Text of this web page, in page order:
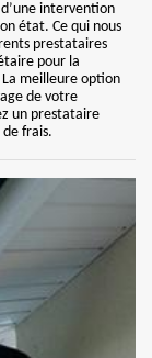
intervention
état. Ce qui nous
prestataires
pour la
meilleure option
de votre
un prestataire
frais.